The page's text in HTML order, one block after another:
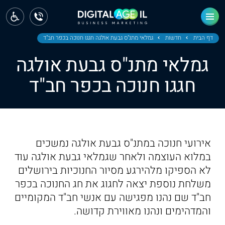
דף הבית חדשות גמלאי מתנ"ס גבעת אולגה חגגו חנוכה בכפר חב"ד
גמלאי מתנ"ס גבעת אולגה
חגגו חנוכה בכפר חב"ד
אירועי חנוכה במתנ"ס גבעת אולגה נמשכים
במלוא העוצמה ולאחר שגמלאי גבעת אולגה עוד
לא הספיקו מלהירגע מסיור החנוכיות בירושלים
משלחת נוספת יצאה לחגוג את חג החנוכה בכפר
חב"ד שם נהנו מפגישה עם אנשי חב"ד המקומיים
והמדהימים ונהנו מאווירת קדושה.
ראשי
חדשות
מחוז צפון
מחוז חיפה
מחוז מרכז
ירושלים
תל אביב